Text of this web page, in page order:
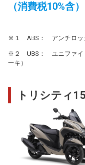
（消費税10%含）
※１ ABS： アンチロッ
※２ UBS： ユニファイ
ーキ）
トリシティ